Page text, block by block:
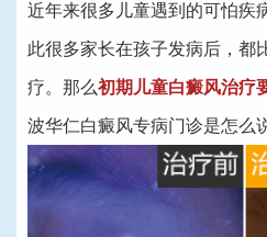
近年来很多儿童遇到的可怕疾
此很多家长在孩子发病后，都
疗。那么初期儿童白癜风治疗
波华仁白癜风专病门诊是怎么